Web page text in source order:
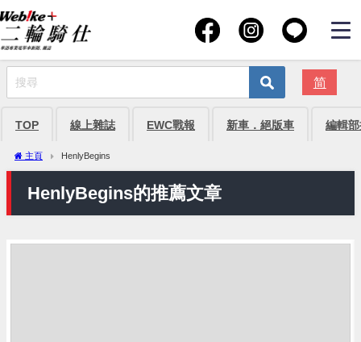
简
TOP 線上雜誌 EWC戰報 新車．絕版車 編輯
主頁 HenlyBegins
HenlyBegins的推薦文章